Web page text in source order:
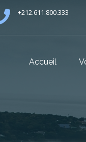
+212.611.800.333
Accueil